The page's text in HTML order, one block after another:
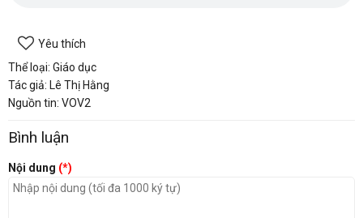
Yêu thích
Thể loại: Giáo dục
Tác giả: Lê Thị Hằng
Nguồn tin: VOV2
Bình luận
Nội dung (*)